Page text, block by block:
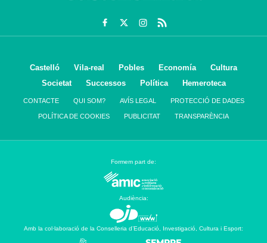
Castelló Vila-real Pobles Economía
Cultura
Societat
Successos Política Hemeroteca
CONTACTE QUI SOM? AVÍS LEGAL PROTECCIÓ DE DADES
POLÍTICA DE COOKIES PUBLICITAT TRANSPARÈNCIA
Formem part de:
Audiència:
Amb la col·laboració de la Conselleria d’Educació, Investigació, Cultura i Esport: